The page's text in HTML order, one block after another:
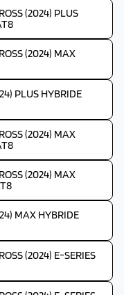
(2024) PLUS
(2024) MAX
PLUS HYBRIDE
(2024) MAX
(2024) MAX
MAX HYBRIDE
(2024) E-SERIES